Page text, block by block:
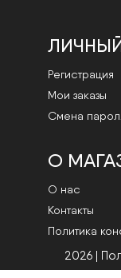
Регистрация
Мои заказы
Смена
О
О нас
Контакты
Политика
2026 |